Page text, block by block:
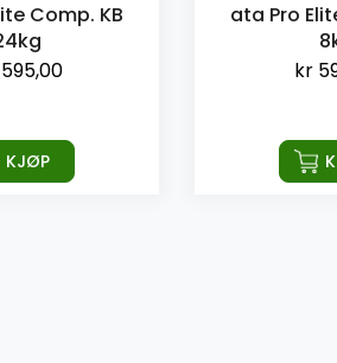
Comp. KB
KJØP
ata Pro
kr